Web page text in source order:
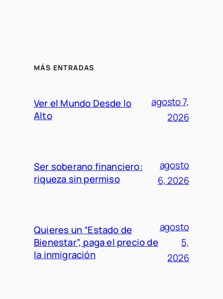
MÁS ENTRADAS
Ver el Mundo Desde lo
Alto
agosto 7,
2026
Ser soberano financiero:
riqueza sin permiso
agosto
6, 2026
Quieres un “Estado de
Bienestar”, paga el precio de
la inmigración
agosto
5,
2026